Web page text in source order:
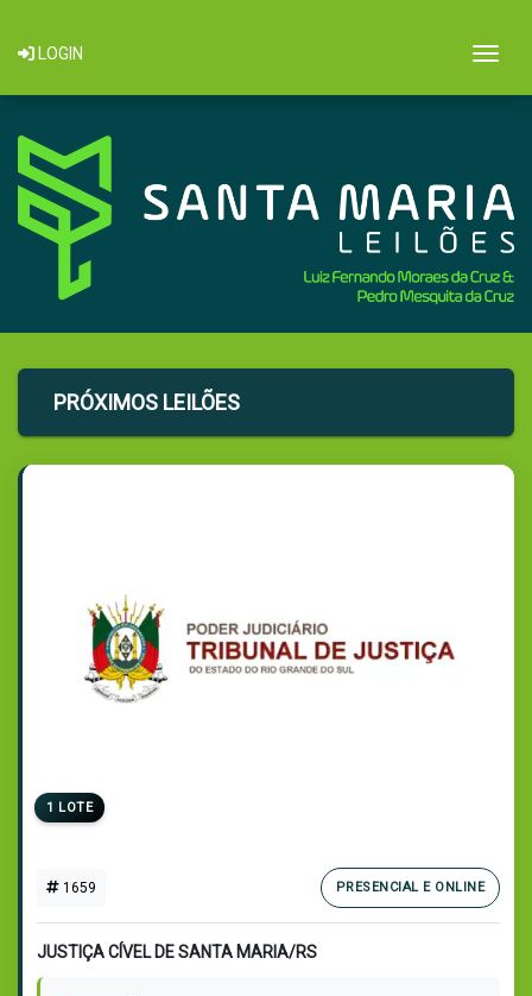
LOGIN
PRÓXIMOS LEILÕES
1 LOTE
1659 PRESENCIAL E ONLINE
JUSTIÇA CÍVEL DE SANTA MARIA/RS